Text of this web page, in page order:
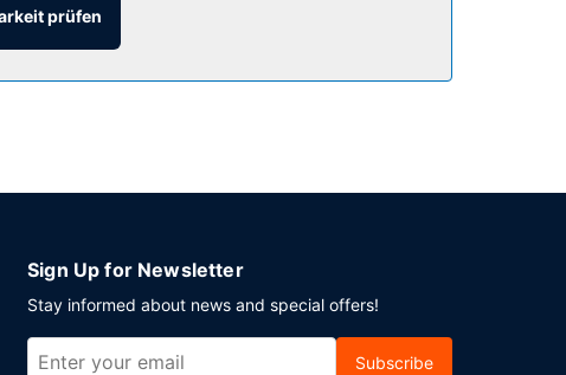
angeboten.
prüfen
Sign Up for Newsletter
Stay informed about news and special offers!
Subscribe